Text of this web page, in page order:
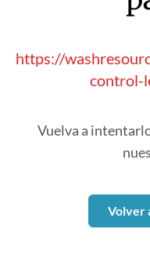
https://
control-
Vuelva a
Volver